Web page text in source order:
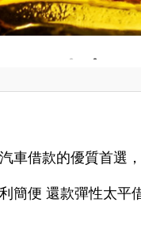
汽車借款的優質首選
簡便 還款彈性太